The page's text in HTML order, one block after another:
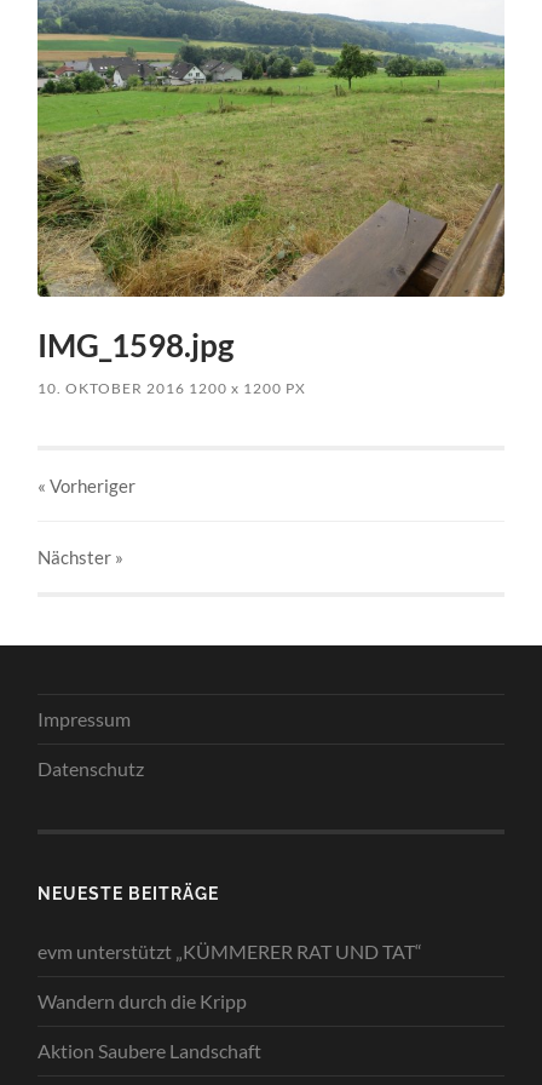
IMG_1598.jpg
10. OKTOBER 2016 1200x 1200 PX
« Vorheriger
Nächster »
Impressum
Datenschutz
NEUESTE BEITRÄGE
evm unterstützt „KÜMMERER RAT UND TAT“
Wandern durch die Kripp
Aktion Saubere Landschaft